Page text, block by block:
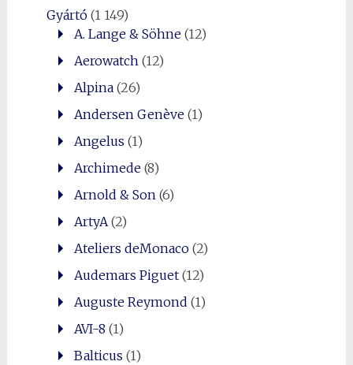
Gyártó(1 149)
A. Lange & Söhne(12)
Aerowatch(12)
Alpina(26)
Andersen Genève(1)
Angelus (1)
Archimede(8)
Arnold & Son(6)
ArtyA(2)
Ateliers deMonaco(2)
Audemars Piguet(12)
Auguste Reymond (1)
AVI-8 (1)
Balticus (1)